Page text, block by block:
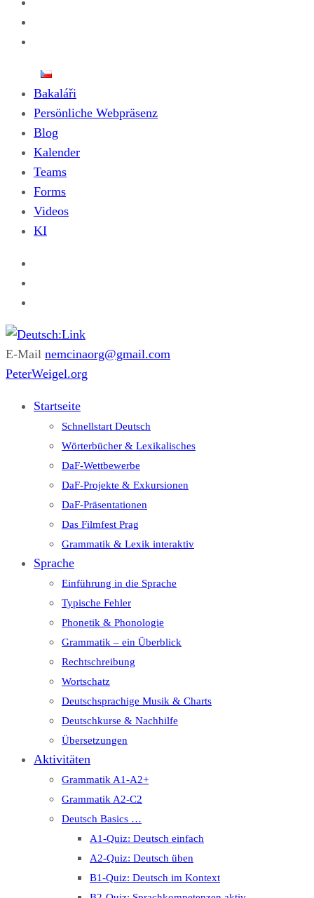
Bakaláři
Persönliche Webpräsenz
Blog
Kalender
Teams
Forms
Videos
KI
Deutsch:Link
Edu-Portál pro němčinu | Interaktiver Unterricht Deutsch als
E-Mail nemcinaorg@gmail.com
PeterWeigel.org
Startseite
Schnellstart Deutsch
Wörterbücher & Lexikalisches
DaF-Wettbewerbe
DaF-Projekte & Exkursionen
DaF-Präsentationen
Das Filmfest Prag
Grammatik & Lexik interaktiv
Sprache
Einführung in die Sprache
Typische Fehler
Phonetik & Phonologie
Grammatik – ein Überblick
Rechtschreibung
Wortschatz
Deutschsprachige Musik & Charts
Deutschkurse & Nachhilfe
Übersetzungen
Aktivitäten
Grammatik A1-A2+
Grammatik A2-C2
Deutsch Basics …
A1-Quiz: Deutsch einfach
A2-Quiz: Deutsch üben
B1-Quiz: Deutsch im Kontext